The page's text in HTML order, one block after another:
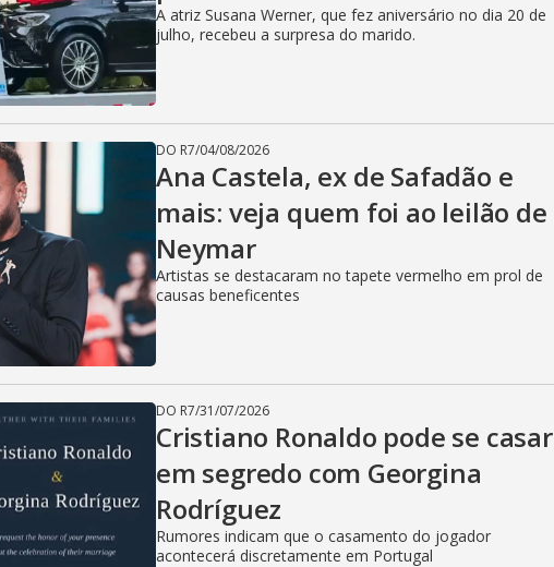
A atriz Susana Werner, que fez aniversário no dia 20 de
julho, recebeu a surpresa do marido.
DO R7/04/08/2026
Ana Castela, ex de Safadão e
mais: veja quem foi ao leilão de
Neymar
Artistas se destacaram no tapete vermelho em prol de
causas beneficentes
DO R7/31/07/2026
Cristiano Ronaldo pode se casar
em segredo com Georgina
Rodríguez
Rumores indicam que o casamento do jogador
acontecerá discretamente em Portugal